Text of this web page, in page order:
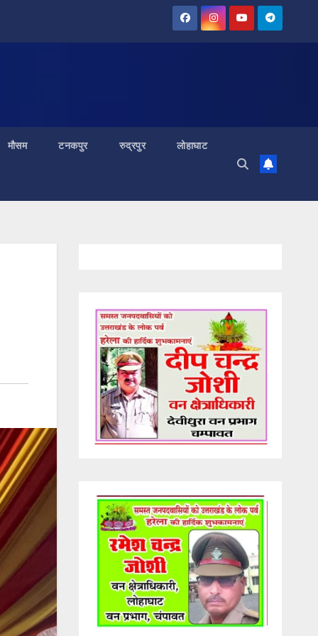
मौसम टनकपुर रुद्रपुर लोहाघाट